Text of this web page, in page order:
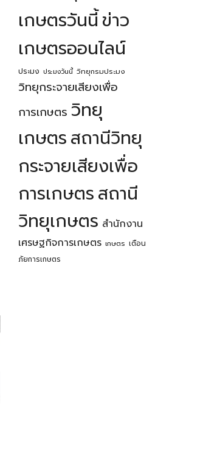
เกษตรวันนี้ ข่าว
เกษตรออนไลน์
ประมง ประมงวันนี้ วิทยุกรมประมง
วิทยุกระจายเสียงเพื่อ
การเกษตร วิทยุ
เกษตรสถานีวิทยุ
กระจายเสียงเพื่อ
การเกษตรสถานี
วิทยุเกษตร สำนักงาน
เศรษฐกิจการเกษตร เกษตร เตือน
ภัยการเกษตร